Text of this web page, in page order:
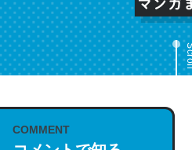
COMMENT
これは名文。彼はとてもクレバ